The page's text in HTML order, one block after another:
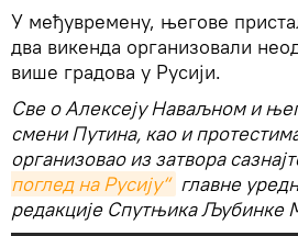
У међувремену, његове
два викенда организовали
више градова у Русији.
Све о Алексеју Наваљном и
смени Путина, као и
организовао из затвора
поглед на Русију“ главне
редакције Спутњика Љубинке